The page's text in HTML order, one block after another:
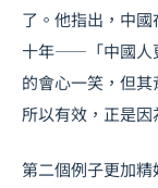
了。他指出，中
十年——「中國人
的會心一笑，但
所以有效，正是因
第二個例子更加